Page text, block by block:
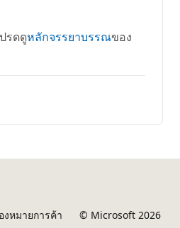
รดดูหลักจรรยาบรรณของ
งหมายการค้า © Microsoft 2026